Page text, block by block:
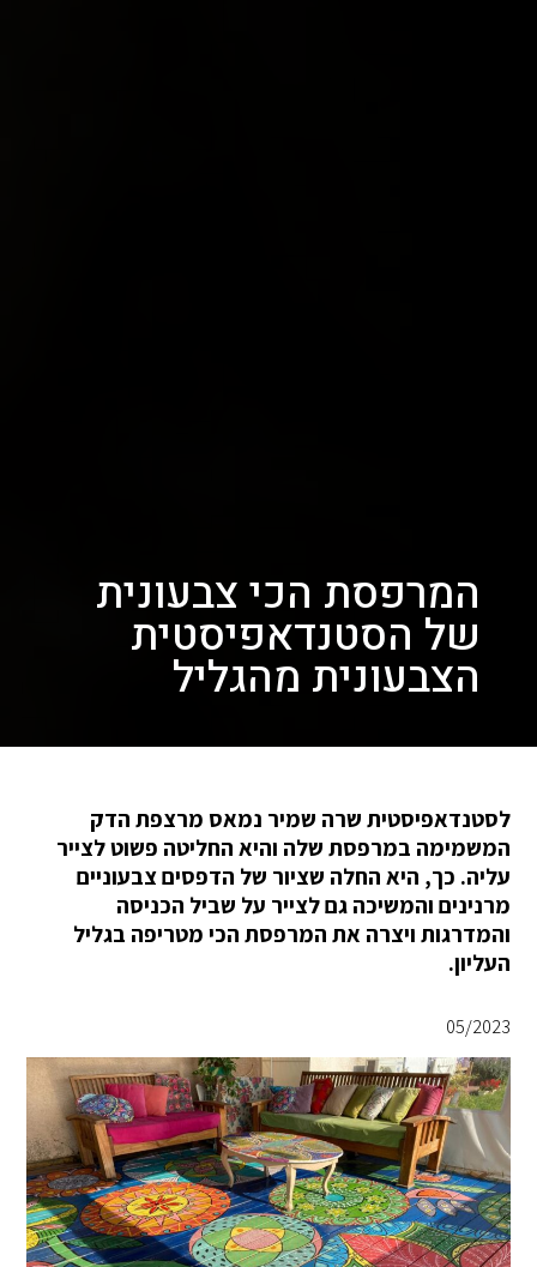
המרפסת הכי צבעונית
של הסטנדאפיסטית
הצבעונית מהגליל
לסטנדאפיסטית שרה שמיר נמאס מרצפת הדק
המשמימה במרפסת שלה והיא החליטה פשוט לצייר
עליה. כך, היא החלה שציור של הדפסים צבעוניים
מרנינים והמשיכה גם לצייר על שביל הכניסה
והמדרגות ויצרה את המרפסת הכי מטריפה בגליל
העליון.
05/2023